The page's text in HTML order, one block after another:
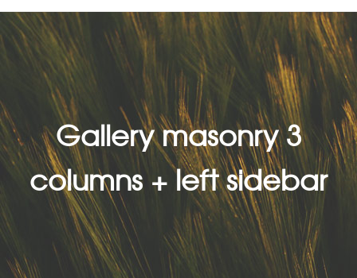
Gallery masonry 3
columns + left sidebar